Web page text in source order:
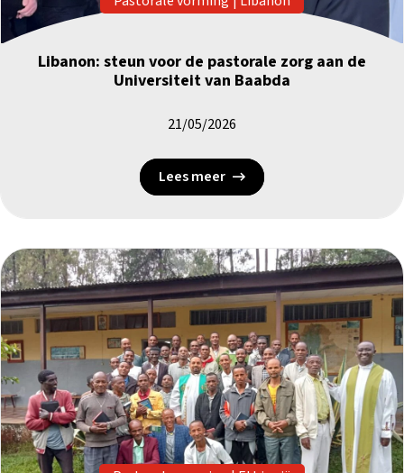
Libanon: steun voor de pastorale zorg aan de
Universiteit van Baabda
21/05/2026
Lees meer